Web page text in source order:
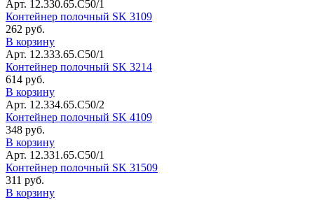
Арт. 12.330.65.С50/1
Контейнер полочный SK 3109
262 руб.
В корзину
Арт. 12.333.65.С50/1
Контейнер полочный SK 3214
614 руб.
В корзину
Арт. 12.334.65.С50/2
Контейнер полочный SK 4109
348 руб.
В корзину
Арт. 12.331.65.С50/1
Контейнер полочный SK 31509
311 руб.
В корзину